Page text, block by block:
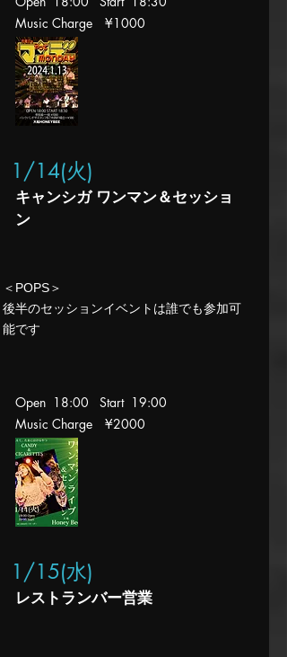
Music Charge ¥1000
1/14(火)
キャンシガ ワンマン＆セッショ
ン
​＜POPS＞
後半のセッションイベントは誰でも参加可
能です
Open 18:00 Start 19:00
Music Charge ¥2000
1/15(水)
​レストランバー営業